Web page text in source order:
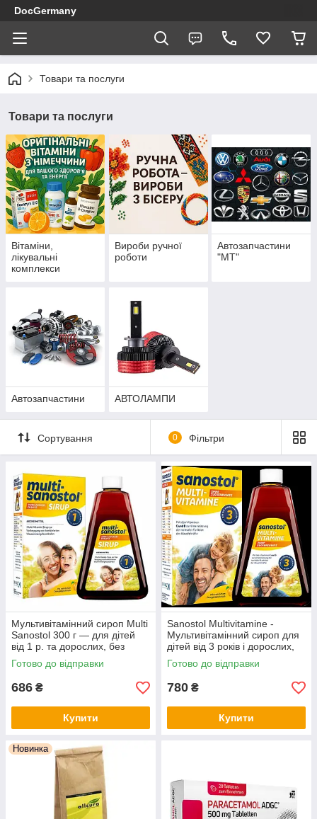
DocGermany
Товари та послуги
Товари та послуги
Вітаміни,
лікувальні
комплекси
Вироби ручної
роботи
Автозапчастини
"МТ"
Автозапчастини АВТОЛАМПИ
Сортування 0 Фільтри
Мультивітамінний сироп Multi
Sanostol 300 г — для дітей
від 1 р. та дорослих, без
цукру, з апельсиновим
смаком, Німеччина
Готово до відправки
686 ₴
Купити
Sanostol Multivitamine -
Мультивітамінний сироп для
дітей від 3 років і дорослих,
без цукру, з натуральним
апельсиновим смаком
Готово до відправки
780 ₴
Купити
Новинка